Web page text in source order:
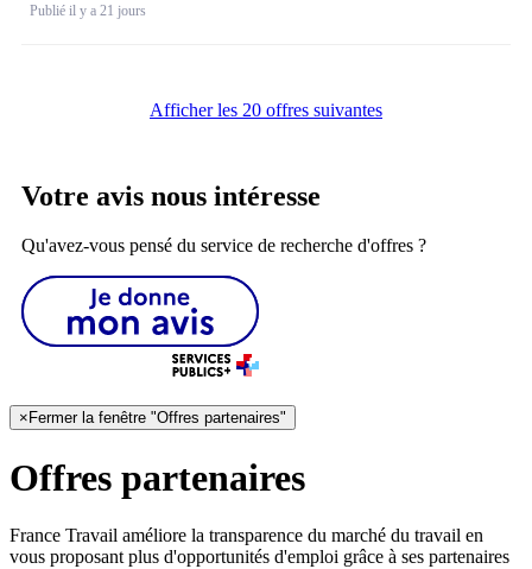
Publié il y a 21 jours
Afficher les 20 offres suivantes
Votre avis nous intéresse
Qu'avez-vous pensé du service de recherche d'offres ?
× Fermer la fenêtre "Offres partenaires"
Offres partenaires
France Travail améliore la transparence du marché du travail en
vous proposant plus d'opportunités d'emploi grâce à ses partenaires